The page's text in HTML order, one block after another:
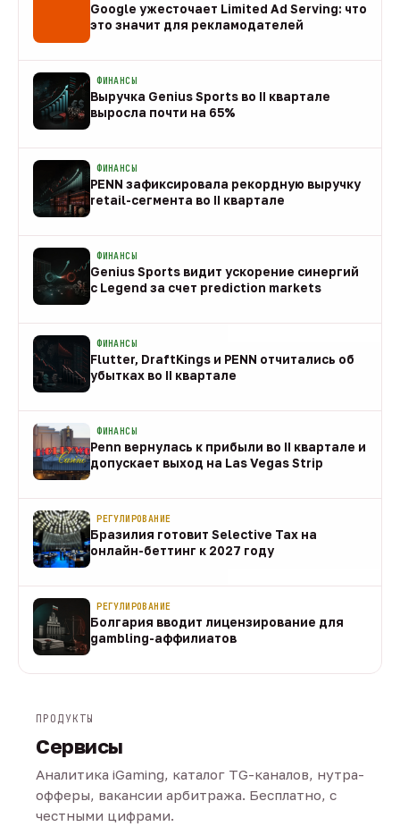
Google ужесточает Limited Ad Serving: что
это значит для рекламодателей
ФИНАНСЫ
Выручка Genius Sports во II квартале
выросла почти на 65%
ФИНАНСЫ
PENN зафиксировала рекордную выручку
retail-сегмента во II квартале
ФИНАНСЫ
Genius Sports видит ускорение синергий
с Legend за счет prediction markets
ФИНАНСЫ
Flutter, DraftKings и PENN отчитались об
убытках во II квартале
ФИНАНСЫ
Penn вернулась к прибыли во II квартале и
допускает выход на Las Vegas Strip
РЕГУЛИРОВАНИЕ
Бразилия готовит Selective Tax на
онлайн-беттинг к 2027 году
РЕГУЛИРОВАНИЕ
Болгария вводит лицензирование для
gambling-аффилиатов
ПРОДУКТЫ
Сервисы
Аналитика iGaming, каталог TG-каналов, нутра-
офферы, вакансии арбитража. Бесплатно, с
честными цифрами.